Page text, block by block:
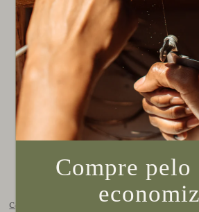
Broche Lírio
R$ 810,00
QUANT.
Encomendar
calcular frete
Compre pelo